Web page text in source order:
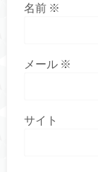
名前 ※
メール ※
サイト